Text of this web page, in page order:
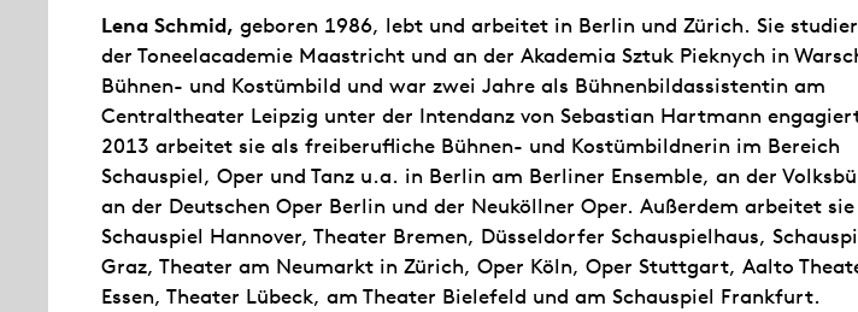
Lena Schmid, geboren 1986, lebt und arbeitet in Berlin und Zürich. Sie
der Toneelacademie Maastricht und an der Akademia Sztuk Pieknych in
Bühnen- und Kostümbild und war zwei Jahre als Bühnenbildassistentin am
Centraltheater Leipzig unter der Intendanz von Sebastian Hartmann
2013 arbeitet sie als freiberufliche Bühnen- und Kostümbildnerin im Bereich
Schauspiel, Oper und Tanz u.a. in Berlin am Berliner Ensemble, an der
an der Deutschen Oper Berlin und der Neuköllner Oper. Außerdem arbeitet
Schauspiel Hannover, Theater Bremen, Düsseldorfer Schauspielhaus,
Graz, Theater am Neumarkt in Zürich, Oper Köln, Oper Stuttgart, Aalto
Essen, Theater Lübeck, am Theater Bielefeld und am Schauspiel Frankfurt.